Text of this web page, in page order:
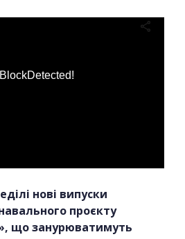
нові випуски
проєкту
що занурюватимуть